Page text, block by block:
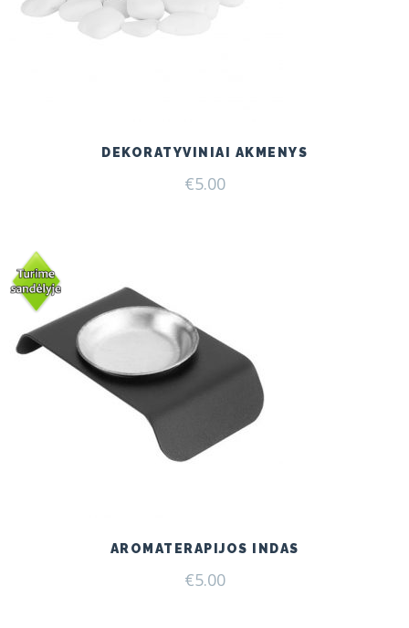
DEKORATYVINIAI AKMENYS
€5.00
AROMATERAPIJOS INDAS
€5.00